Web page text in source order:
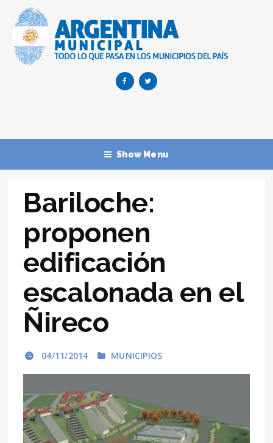
Show Menu
Bariloche:
proponen
edificación
escalonada en el
Ñireco
04/11/2014 MUNICIPIOS